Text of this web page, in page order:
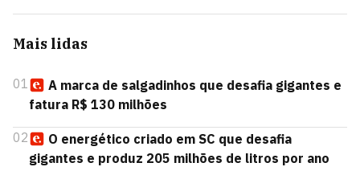
Mais lidas
01
A marca de salgadinhos que desafia gigantes e
fatura R$ 130 milhões
02
O energético criado em SC que desafia
gigantes e produz 205 milhões de litros por ano